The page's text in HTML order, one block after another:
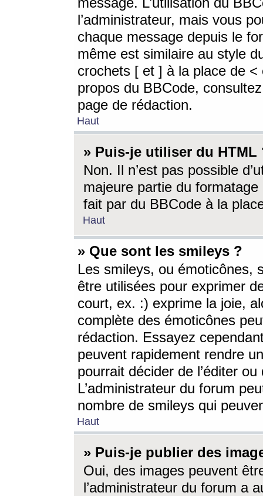
l’administrateur, mais vous
chaque message depuis le
même est similaire au style
crochets [ et ] à la place de <
propos du BBCode,
page de rédaction.
Haut
» Puis-je utiliser du HTML
Non. Il n’est pas possible
majeure partie du
fait par du BBCode à la
Haut
» Que sont les smileys ?
Les smileys, ou émoticônes,
être utilisées pour exprimer
court, ex. :) exprime la joie,
complète des émoticônes
rédaction. Essayez
peuvent rapidement rendre
pourrait décider de l’éditer
L’administrateur du forum
nombre de smileys qui
Haut
» Puis-je publier des
Oui, des images peuvent
l’administrateur du forum a